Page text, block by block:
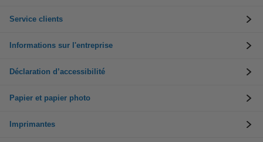
Service clients
Informations sur l'entreprise
Déclaration d’accessibilité
Papier et papier photo
Imprimantes